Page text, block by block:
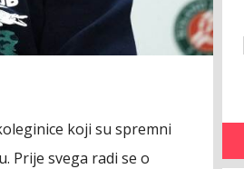
koji su spremni
Prije svega radi se o